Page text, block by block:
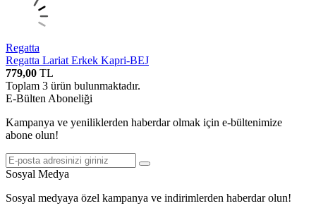
Regatta
Regatta Lariat Erkek Kapri-BEJ
779,00 TL
Toplam 3 ürün bulunmaktadır.
E-Bülten Aboneliği
Kampanya ve yeniliklerden haberdar olmak için e-bültenimize
abone olun!
Sosyal Medya
Sosyal medyaya özel kampanya ve indirimlerden haberdar olun!